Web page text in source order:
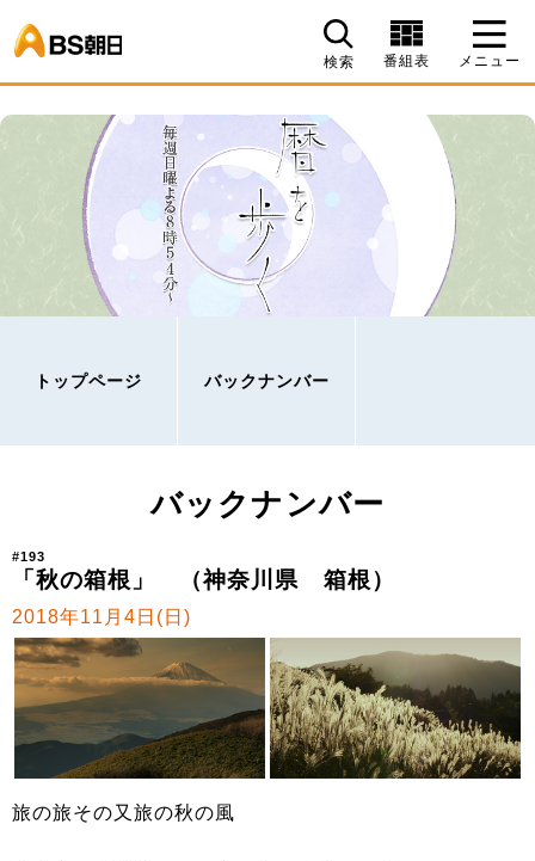
検索 番組表 メニュー
トップページ バックナンバー
バックナンバー
#193
「秋の箱根」 （神奈川県 箱根）
2018年11月4日(日)
旅の旅その又旅の秋の風